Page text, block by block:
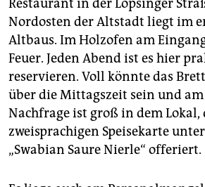
Restaurant in der Löpsinger
Nordosten der Altstadt liegt im
Altbaus. Im Holzofen am
Feuer. Jeden Abend ist es hier
reservieren. Voll könnte das
über die Mittagszeit sein und
Nachfrage ist groß in dem Lokal,
zweisprachigen Speisekarte
„Swabian Saure Nierle“ offeriert.